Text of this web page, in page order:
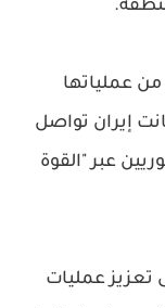
عملياتها
إيران تواصل
عبر "القوة
تعزيز عمليات